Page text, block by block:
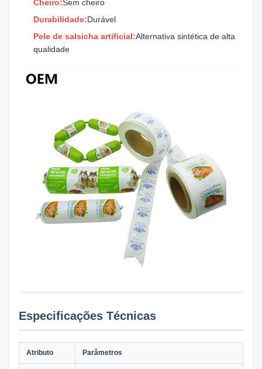
Cheiro:Sem cheiro
Durabilidade:Durável
Pele de salsicha artificial:Alternativa sintética de alta
qualidade
Especificações Técnicas
Atributo Parâmetros